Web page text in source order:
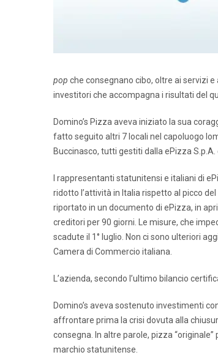
pop che consegnano cibo, oltre ai servizi
investitori che accompagna i risultati del
Domino’s Pizza aveva iniziato la sua
fatto seguito altri 7 locali nel capoluogo
Buccinasco, tutti gestiti dalla ePizza
I rappresentanti statunitensi e italiani di
ridotto l’attività in Italia rispetto al picco
riportato in un documento di ePizza, in
creditori per 90 giorni. Le misure, che
scadute il 1° luglio. Non ci sono ulteriori
Camera di Commercio italiana.
L’azienda, secondo l’ultimo bilancio
Domino’s aveva sostenuto investimenti
affrontare prima la crisi dovuta alla
consegna. In altre parole, pizza
marchio statunitense.